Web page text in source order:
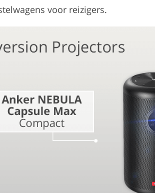
Fotomanipulatie
AI-trainingsgegevens
voor reizigers.